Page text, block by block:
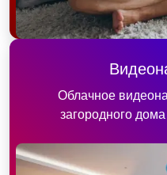
Облачное
загородного